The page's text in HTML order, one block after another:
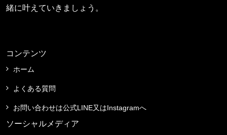
緒に叶えていきましょう。
コンテンツ
ホーム
よくある質問
お問い合わせは公式LINE又はInstagramへ
ソーシャルメディア